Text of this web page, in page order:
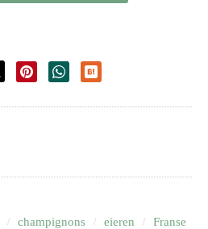
champignons eieren
Franse